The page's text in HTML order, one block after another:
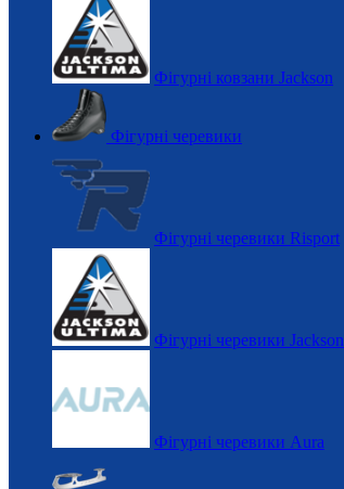
Фігурні ковзани Jackson
Фігурні черевики
Фігурні черевики Risport
Фігурні черевики Jackson
Фігурні черевики Aura